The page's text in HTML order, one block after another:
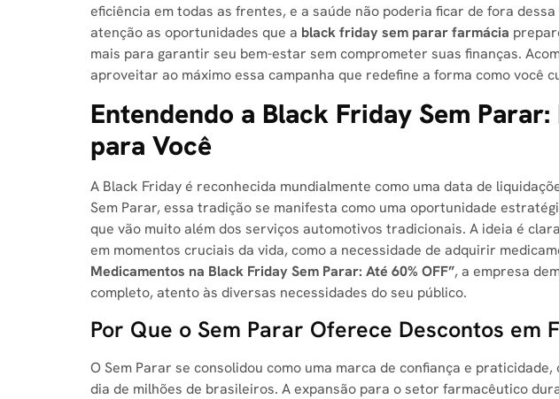
eficiência em todas as frentes, e a saúde não poderia ficar de fora
atenção as oportunidades que a black friday sem parar farmácia
mais para garantir seu bem-estar sem comprometer suas finanças.
aproveitar ao máximo essa campanha que redefine a forma como você
Entendendo a Black Friday Sem
para Você
A Black Friday é reconhecida mundialmente como uma data de
Sem Parar, essa tradição se manifesta como uma oportunidade
que vão muito além dos serviços automotivos tradicionais. A ideia é
em momentos cruciais da vida, como a necessidade de adquirir
Medicamentos na Black Friday Sem Parar: Até 60% OFF”, a empresa
completo, atento às diversas necessidades do seu público.
Por Que o Sem Parar Oferece Descontos em
O Sem Parar se consolidou como uma marca de confiança e
dia de milhões de brasileiros. A expansão para o setor farmacêutico